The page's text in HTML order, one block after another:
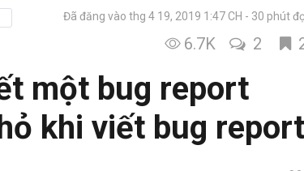
Đã đăng vào thg 4 19, 2019 1:47 CH 30 phút
6.7K 2
một bug report
khi viết bug report